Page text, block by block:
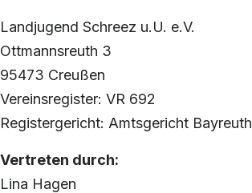
Landjugend Schreez u.U. e.V.
Ottmannsreuth 3
95473 Creußen
Vereinsregister: VR 692
Registergericht: Amtsgericht Bayreuth
Vertreten durch:
Lina Hagen